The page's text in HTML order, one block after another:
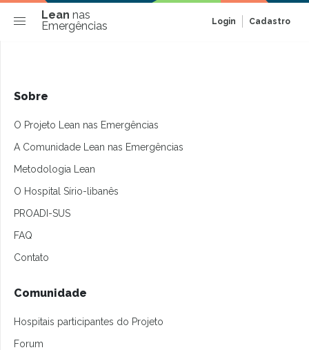
Lean nas
Emergências
Login Cadastro
Sobre
O Projeto Lean nas Emergências
A Comunidade Lean nas Emergências
Metodologia Lean
O Hospital Sírio-libanês
PROADI-SUS
FAQ
Contato
Comunidade
Hospitais participantes do Projeto
Forum